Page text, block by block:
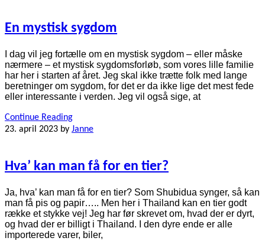
En mystisk sygdom
I dag vil jeg fortælle om en mystisk sygdom – eller måske
nærmere – et mystisk sygdomsforløb, som vores lille familie
har her i starten af året. Jeg skal ikke trætte folk med lange
beretninger om sygdom, for det er da ikke lige det mest fede
eller interessante i verden. Jeg vil også sige, at
Continue Reading
23. april 2023 by Janne
Hva’ kan man få for en tier?
Ja, hva’ kan man få for en tier? Som Shubidua synger, så kan
man få pis og papir….. Men her i Thailand kan en tier godt
række et stykke vej! Jeg har før skrevet om, hvad der er dyrt,
og hvad der er billigt i Thailand. I den dyre ende er alle
importerede varer, biler,